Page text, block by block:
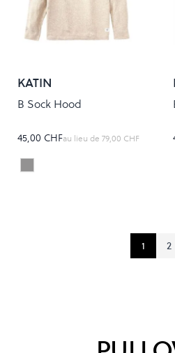
KATIN
B Sock Hood
45,00 CHFau lieu de 79,00 CHF
Colour
Light grey
You're
1 2